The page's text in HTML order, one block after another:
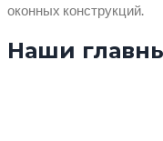
оконных конструкций.
Наши